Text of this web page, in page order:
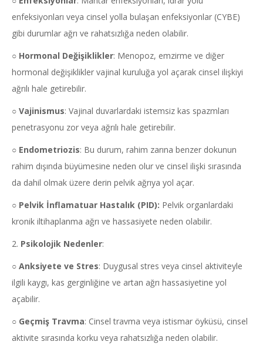
enfeksiyonları veya cinsel yolla bulaşan enfeksiyonlar (CYBE)
gibi durumlar ağrı ve rahatsızlığa neden olabilir.
○ Hormonal Değişiklikler: Menopoz, emzirme ve diğer
hormonal değişiklikler vajinal kuruluğa yol açarak cinsel ilişkiyi
ağrılı hale getirebilir.
○ Vajinismus: Vajinal duvarlardaki istemsiz kas spazmları
penetrasyonu zor veya ağrılı hale getirebilir.
○ Endometriozis: Bu durum, rahim zarına benzer dokunun
rahim dışında büyümesine neden olur ve cinsel ilişki sırasında
da dahil olmak üzere derin pelvik ağrıya yol açar.
○ Pelvik İnflamatuar Hastalık (PID): Pelvik organlardaki
kronik iltihaplanma ağrı ve hassasiyete neden olabilir.
2. Psikolojik Nedenler:
○ Anksiyete ve Stres: Duygusal stres veya cinsel aktiviteyle
ilgili kaygı, kas gerginliğine ve artan ağrı hassasiyetine yol
açabilir.
○ Geçmiş Travma: Cinsel travma veya istismar öyküsü, cinsel
aktivite sırasında korku veya rahatsızlığa neden olabilir.